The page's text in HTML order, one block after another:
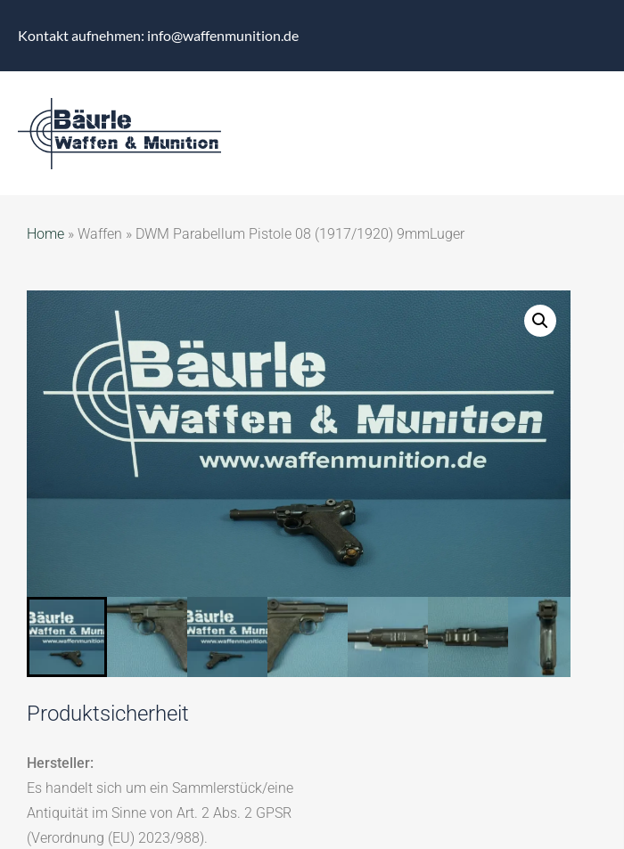
Kontakt aufnehmen: info@waffenmunition.de
Home » Waffen » DWM Parabellum Pistole 08 (1917/1920) 9mmLuger
Produktsicherheit
Hersteller:
Es handelt sich um ein Sammlerstück/eine
Antiquität im Sinne von Art. 2 Abs. 2 GPSR
(Verordnung (EU) 2023/988).